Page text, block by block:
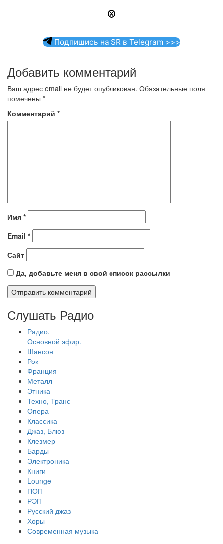
Подпишись на SR в Telegram >>>
Добавить комментарий
Ваш адрес email не будет опубликован. Обязательные поля
помечены *
Комментарий *
Имя *
Email *
Сайт
Да, добавьте меня в свой список рассылки
Слушать Радио
Радио.
Основной эфир.
Шансон
Рок
Франция
Металл
Этника
Техно, Транс
Опера
Классика
Джаз, Блюз
Клезмер
Барды
Электроника
Книги
Lounge
ПОП
РЭП
Русский джаз
Хоры
Современная музыка